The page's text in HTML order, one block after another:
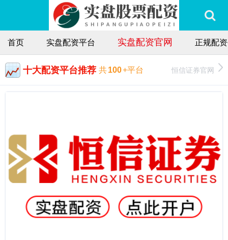
首页 实盘配资平台 实盘配资官网 正规配
十大配资平台推荐 共100+平台 恒信证券官网